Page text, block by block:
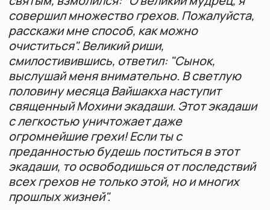
воспевании святых имен (для
продвинутых)
Выход из поста: небольшое
количество зерновых продуктов или
молока в указанное время парана
Запрещенная пища
Все виды зерновых: рис, пшеница,
овес, ячмень, кукуруза, просо
Бобовые культуры: горох, фасоль,
чечевица, нут, бобы всех видов
Продукты из зерна и муки: хлеб,
макароны, печенье, выпечка
Мясные, рыбные и яичные продукты
Лук, чеснок и острые специи
Баклажаны (во многих традициях)
Мед (в строгих вариантах поста)
Грибы и дрожжевые продукты
Алкогольные напитки и табачные